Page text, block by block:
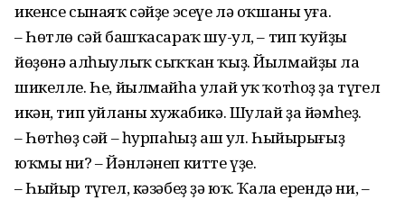
икенсе сынаяҡ сәйҙе эсеүе лә оҡшаны уға.
– Һөтлө сәй башҡасараҡ шу-ул, – тип ҡуйҙы
йөҙөнә алһыулыҡ сыҡҡан ҡыҙ. Йылмайҙы ла
шикелле. Һе, йылмайһа улай уҡ ҡотһоҙ ҙа түгел
икән, тип уйланы хужабикә. Шулай ҙа йәмһеҙ.
– Һөтһөҙ сәй – һурпаһыҙ аш ул. Һыйырығыҙ
юҡмы ни? – Йәнләнеп китте үҙе.
– Һыйыр түгел, кәзәбеҙ ҙә юҡ. Ҡала ерендә ни, –